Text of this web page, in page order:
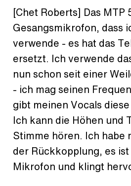
[Chet Roberts] Das MTP
Gesangsmikrofon, dass
verwende - es hat das
ersetzt. Ich verwende
nun schon seit einer
- ich mag seinen
gibt meinen Vocals
Ich kann die Höhen und
Stimme hören. Ich habe
der Rückkopplung, es
Mikrofon und klingt